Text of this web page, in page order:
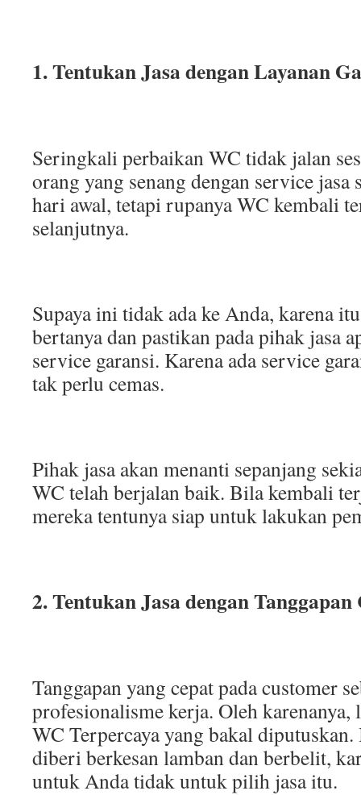
1. Tentukan Jasa dengan Layanan
Seringkali perbaikan WC tidak jalan
orang yang senang dengan service
hari awal, tetapi rupanya WC kembali
selanjutnya.
Supaya ini tidak ada ke Anda, karena
bertanya dan pastikan pada pihak jasa
service garansi. Karena ada service
tak perlu cemas.
Pihak jasa akan menanti sepanjang
WC telah berjalan baik. Bila kembali
mereka tentunya siap untuk lakukan
2. Tentukan Jasa dengan Tanggapan
Tanggapan yang cepat pada customer
profesionalisme kerja. Oleh karenanya,
WC Terpercaya yang bakal
diberi berkesan lamban dan berbelit,
untuk Anda tidak untuk pilih jasa itu.